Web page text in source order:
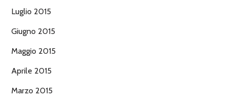
Luglio 2015
Giugno 2015
Maggio 2015
Aprile 2015
Marzo 2015